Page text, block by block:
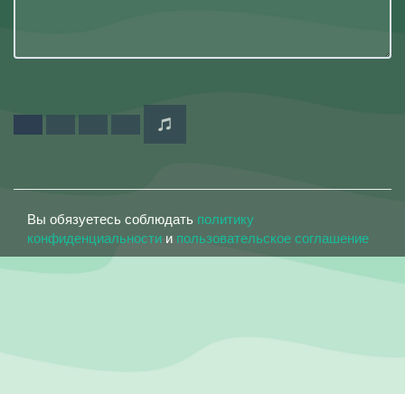
Вы обязуетесь соблюдать политику
конфиденциальности и пользовательское соглашение